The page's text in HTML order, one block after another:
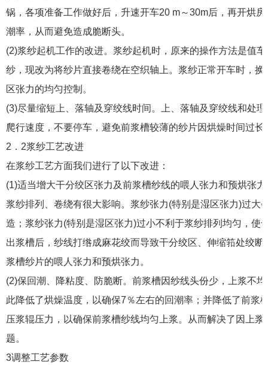
锅，各项准备工作做好后，升速开车20 m～30m后，再开烘
潮率，从而避免造成脆断头。
(2)浆纱起机工作的改进。浆纱起机时，原来的操作方法是值
纱，现改为将纱片直接卷绕在空织轴上。浆纱正常开车时，
区张力的均匀控制。
(3)尽量缩短上、落轴及穿绞线时间。上、落轴及穿绞线和处
爬行速度，不要停车，避免前浆槽较薄的纱片因烘燥时间过长
2．2浆纱工艺改进
在浆纱工艺方面我们进行了以下改进：
(1)适当增大干分绞区张力及前浆槽纱线的喂人张力和预烘张
浆纱排列、卷绕有很大影响。浆纱张力(特别是湿区张力)过大
造；浆纱张力(特别是湿区张力)过小不利于浆纱排列均匀，使
出浆槽后，纱线打绺成麻花绞而导致干分绞区、伸缩筘处绞
浆槽纱片的喂人张力和预烘张力。
(2)保回潮、降粘度、防脆断。前浆槽因纱线头份少，上浆不
此降低了烘燥温度，以确保7％左右的回潮率；并降低了前浆
压浆辊压力，以确保前浆槽纱线均匀上浆。从而解决了因上
题。
3调整工艺参数